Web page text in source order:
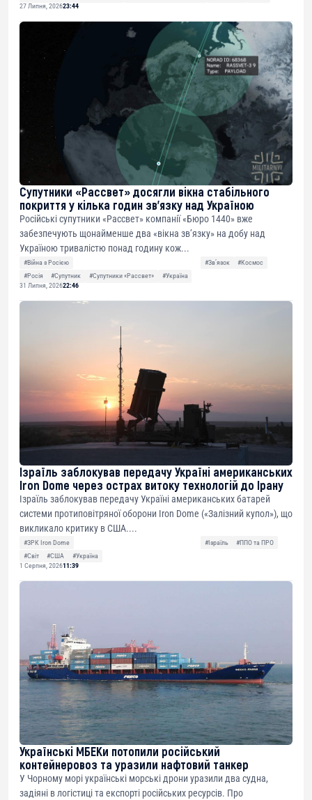
27 Липня, 202623:44
Супутники «Рассвет» досягли вікна стабільного
покриття у кілька годин зв’язку над Україною
Російські супутники «Рассвет» компанії «Бюро 1440» вже
забезпечують щонайменше два «вікна зв’язку» на добу над
Україною тривалістю понад годину кож...
#Війна з Росією #Звʼязок
#Космос
#Росія
#Супутник #Супутники «Рассвет»
#Україна
31 Липня, 202622:46
Ізраїль заблокував передачу Україні американських
Iron Dome через острах витоку технологій до Ірану
Ізраїль заблокував передачу Україні американських батарей
системи протиповітряної оборони Iron Dome («Залізний купол»), що
викликало критику в США....
#ЗРК Iron Dome #Ізраїль
#ППО та ПРО
#Світ
#США
#Україна
1 Серпня, 202611:39
Українські МБЕКи потопили російський
контейнеровоз та уразили нафтовий танкер
У Чорному морі українські морські дрони уразили два судна,
задіяні в логістиці та експорті російських ресурсів. Про